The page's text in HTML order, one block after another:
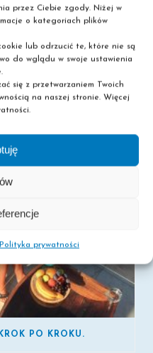
przez Ciebie zgody. Niżej w
o kategoriach plików
lub odrzucić te, które nie są
do wglądu w swoje ustawienia
się z przetwarzaniem Twoich
na naszej stronie. Więcej
Polityka prywatności
PO KROKU.